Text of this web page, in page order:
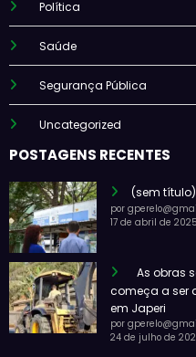
Política
Saúde
Segurança Pública
Uncategorized
POSTAGENS RECENTES
(sem título)
por
17 de abril de 2025
As obras
começa a ser
em Japeri
por
24 de julho de